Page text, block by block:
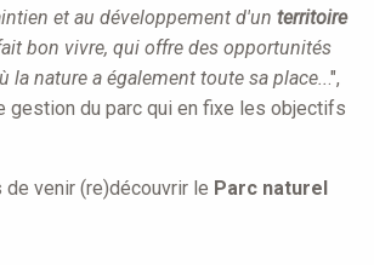
et au développement d'un territoire
bon vivre, qui offre des opportunités
la nature a également toute sa place.. .",
gestion du parc qui en fixe les objectifs
de venir (re)découvrir le Parc naturel